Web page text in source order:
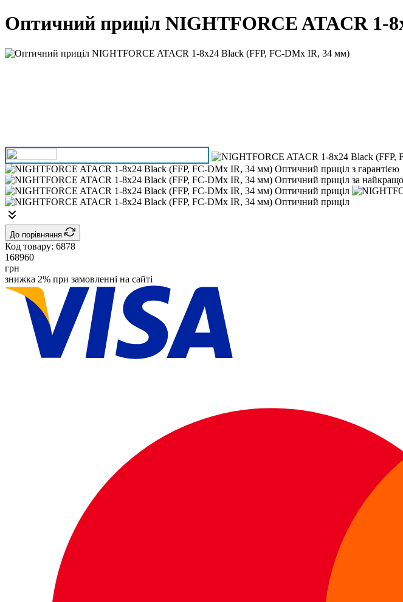
Оптичний приціл NIGHTFORCE ATACR 1-
До порівняння
Код товару: 6878
168960
грн
знижка 2% при замовленні на сайті